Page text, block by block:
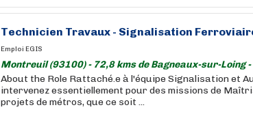
Technicien Travaux - Signalisation
Emploi EGIS
Montreuil (93100) - 72,8 kms de Bagneaux-sur-Loing -
About the Role Rattaché.e à l'équipe Signalisation et
intervenez essentiellement pour des missions de
projets de métros, que ce soit ...